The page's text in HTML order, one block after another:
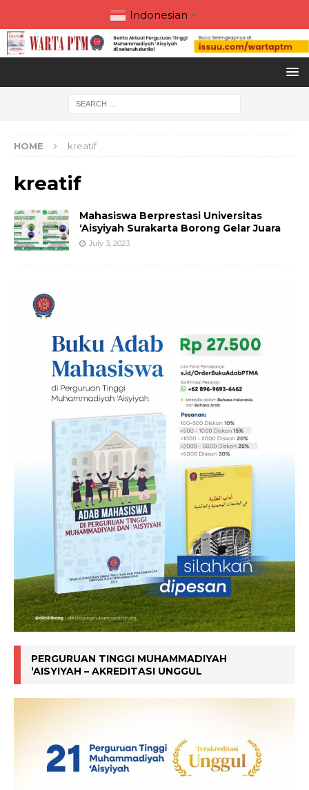
Indonesian ▼
HOME kreatif
kreatif
Mahasiswa Berprestasi Universitas
‘Aisyiyah Surakarta Borong Gelar Juara
July 3, 2023
PERGURUAN TINGGI MUHAMMADIYAH
‘AISYIYAH – AKREDITASI UNGGUL